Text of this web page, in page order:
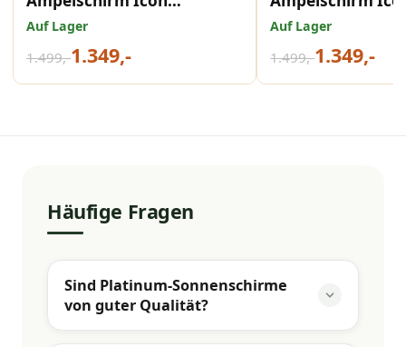
Premium 350x350 Havana.
Auf Lager
1.499,-1.349,-
Premium
Manhattan.
Auf Lager
1.499,-1.349,-
Häufige Fragen
Sind Platinum-Sonnenschirme
von guter Qualität?